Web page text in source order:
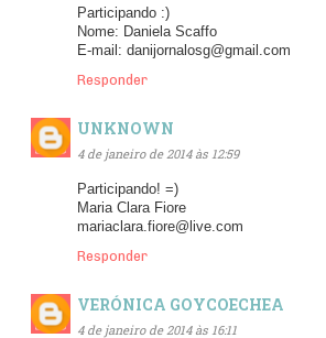
Participando :)
Nome: Daniela Scaffo
E-mail: danijornalosg@gmail.com
Responder
UNKNOWN
4 de janeiro de 2014 às 12:59
Participando! =)
Maria Clara Fiore
mariaclara.fiore@live.com
Responder
VERÓNICA GOYCOECHEA
4 de janeiro de 2014 às 16:11